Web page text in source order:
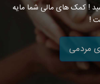
! کمک های مالی شما مایه
!
مردمی